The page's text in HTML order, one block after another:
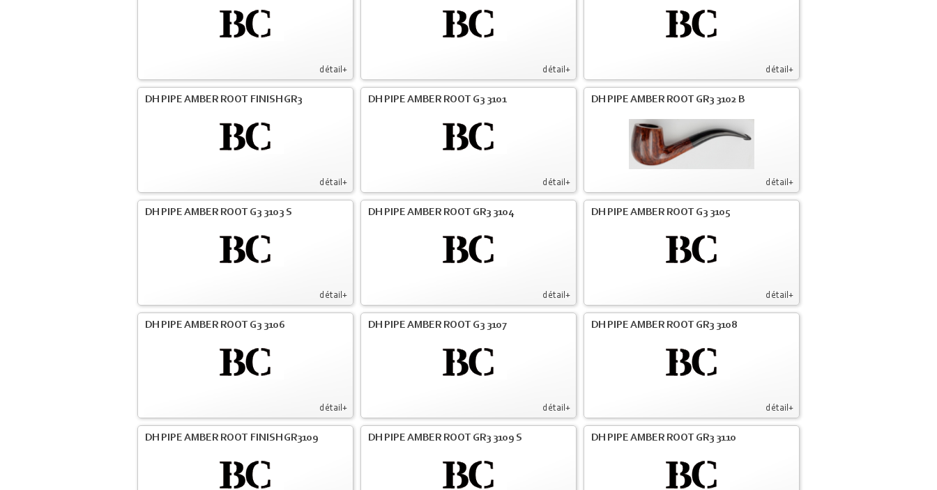
détail+ détail+ détail+
détail+
DH PIPE AMBER ROOT FINISH GR3
détail+
DH PIPE AMBER ROOT G3 3101
détail+
DH PIPE AMBER ROOT GR3 3102 B
détail+
DH PIPE AMBER ROOT G3 3103 S
détail+
DH PIPE AMBER ROOT GR3 3104
détail+
DH PIPE AMBER ROOT G3 3105
détail+
DH PIPE AMBER ROOT G3 3106
détail+
DH PIPE AMBER ROOT G3 3107
détail+
DH PIPE AMBER ROOT GR3 3108
DH PIPE AMBER ROOT FINISH GR3109 DH PIPE AMBER ROOT GR3 3109 S DH PIPE AMBER ROOT GR3 3110